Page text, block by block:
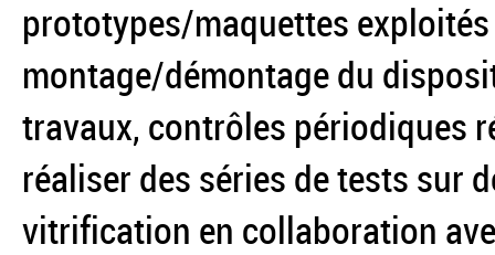
prototypes/maquettes
montage/démontage du
travaux, contrôles périodiques
réaliser des séries de tests sur
vitrification en collaboration